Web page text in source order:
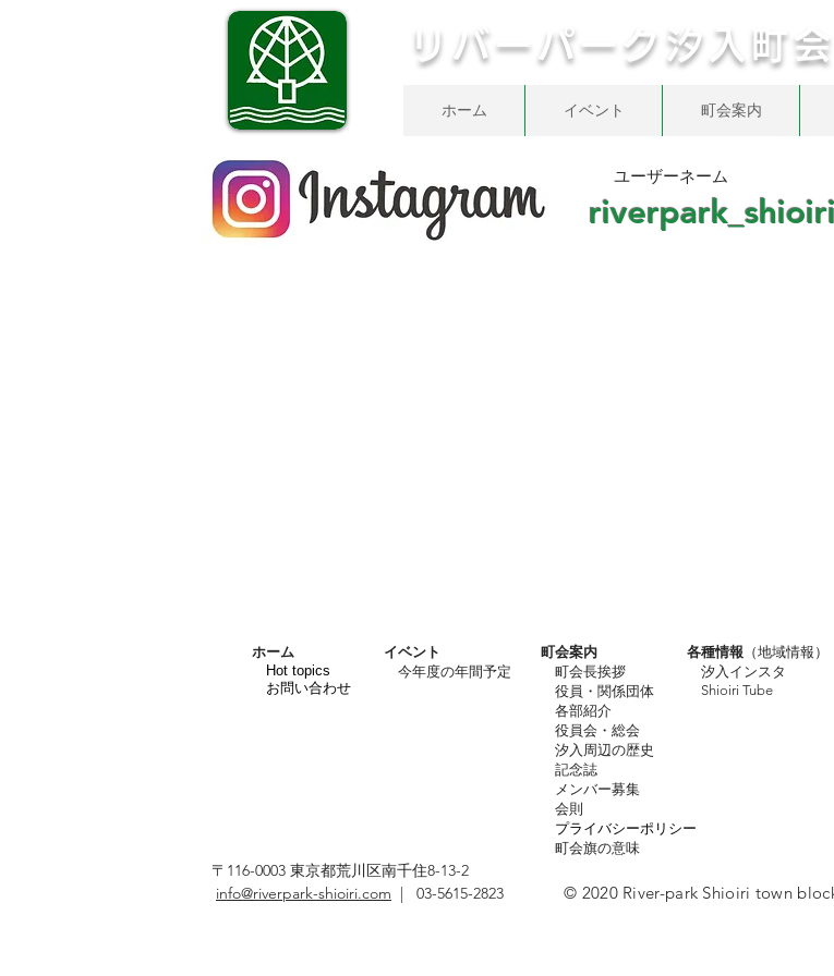
リバーパーク汐入町会
ホーム イベント 町会案内
ユーザーネーム
riverpark_shioiri
ホーム
Hot topics
お問い合わせ
イベント
今年度の年間予定
町会案内
町会長挨拶
役員・関係団体
各部紹介
役員会・総会
汐入周辺の歴史
記念誌
メンバー募集
会則
プライバシーポリシー
町会旗の意味
各種情報 （地域情報）
汐入インスタ
Shioiri Tube
〒116-0003 東京都荒川区南千住8-13-2
info@riverpark-shioiri.com | 03-5615-2823 © 2020 River-park Shioiri town